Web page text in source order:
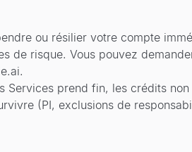
ou résilier votre compte
de risque. Vous pouvez
.
prend fin, les crédits
(PI, exclusions de